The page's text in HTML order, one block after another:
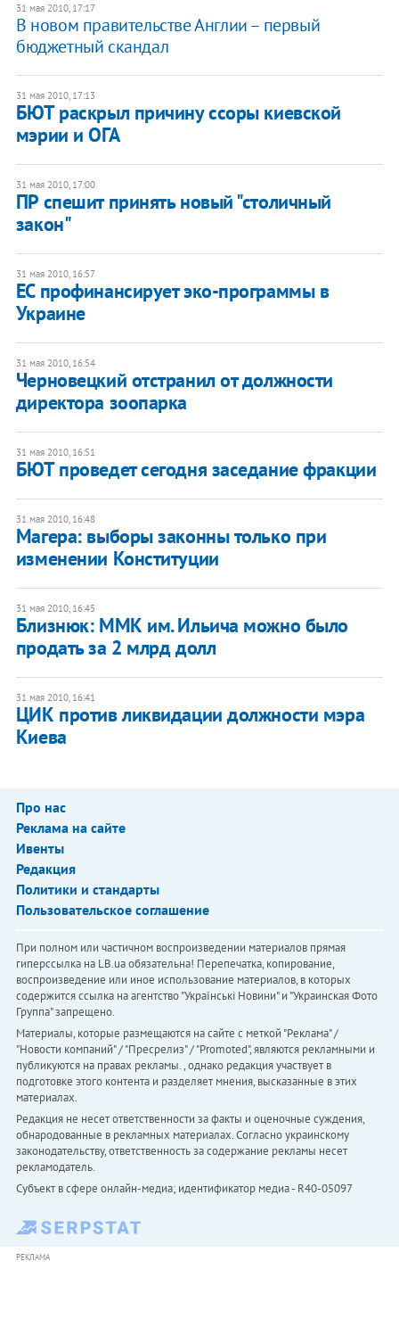
31 мая 2010, 17:17
В новом правительстве Англии – первый
бюджетный скандал
31 мая 2010, 17:13
БЮТ раскрыл причину ссоры киевской
мэрии и ОГА
31 мая 2010, 17:00
ПР спешит принять новый "столичный
закон"
31 мая 2010, 16:57
ЕС профинансирует эко-программы в
Украине
31 мая 2010, 16:54
Черновецкий отстранил от должности
директора зоопарка
31 мая 2010, 16:51
БЮТ проведет сегодня заседание фракции
31 мая 2010, 16:48
Магера: выборы законны только при
изменении Конституции
31 мая 2010, 16:45
Близнюк: ММК им. Ильича можно было
продать за 2 млрд долл
31 мая 2010, 16:41
ЦИК против ликвидации должности мэра
Киева
Про нас
Реклама на сайте
Ивенты
Редакция
Политики и стандарты
Пользовательское соглашение
При полном или частичном воспроизведении материалов прямая
гиперссылка на LB.ua обязательна! Перепечатка, копирование,
воспроизведение или иное использование материалов, в которых
содержится ссылка на агентство "Українськi Новини" и "Украинская Фото
Группа" запрещено.
Материалы, которые размещаются на сайте с меткой "Реклама" /
"Новости компаний" / "Пресрелиз" / "Promoted", являются рекламными и
публикуются на правах рекламы. , однако редакция участвует в
подготовке этого контента и разделяет мнения, высказанные в этих
материалах.
Редакция не несет ответственности за факты и оценочные суждения,
обнародованные в рекламных материалах. Согласно украинскому
законодательству, ответственность за содержание рекламы несет
рекламодатель.
Субъект в сфере онлайн-медиа; идентификатор медиа - R40-05097
РЕКЛАМА